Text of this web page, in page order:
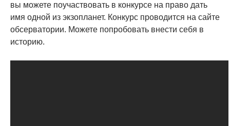
вы можете поучаствовать в конкурсе на право дать
имя одной из экзопланет. Конкурс проводится на сайте
обсерватории. Можете попробовать внести себя в
историю.